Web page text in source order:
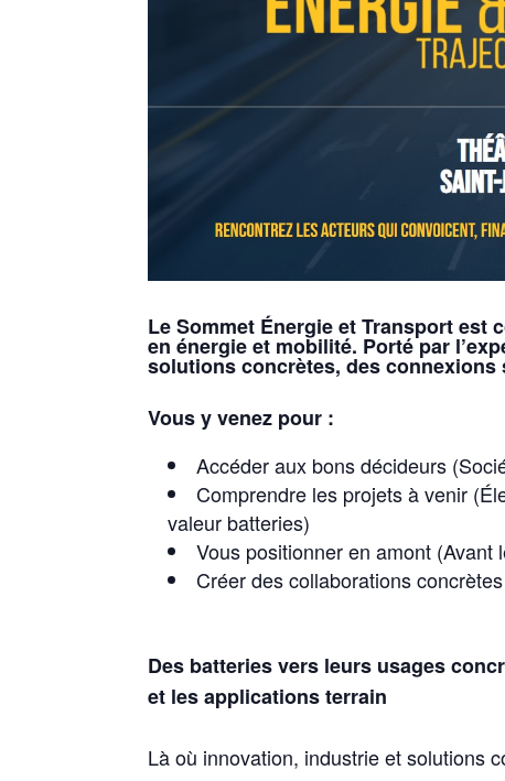
Le Sommet Énergie et Transport
en énergie et mobilité. Porté par
solutions concrètes, des
Vous y venez pour :
Accéder aux bons décideurs
Comprendre les projets à venir
valeur batteries)
Vous positionner en amont (Avant
Créer des collaborations
Des batteries vers leurs usages
et les applications terrain
Là où innovation, industrie et solutions